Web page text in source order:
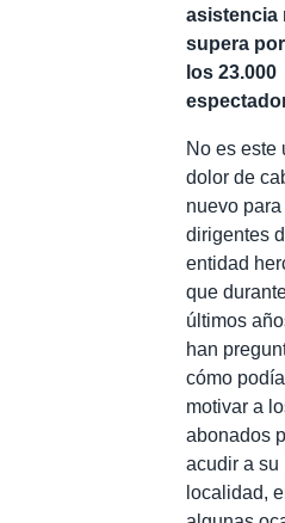
asistencia
supera
los 23.000
No es este
dolor de
nuevo
dirigentes
entidad
que
últimos
han
cómo
motivar a
abonados
acudir a su
localidad,